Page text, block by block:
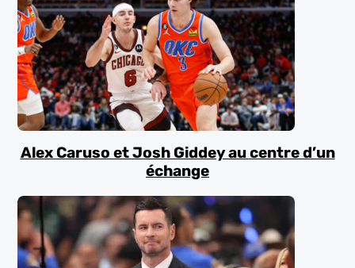
Alex Caruso et Josh Giddey au centre d’un
échange